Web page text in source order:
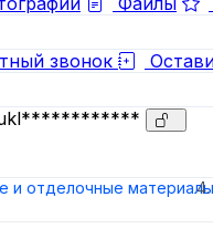
звонок
и отделочные материалы